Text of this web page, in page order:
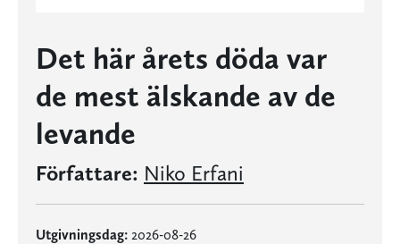
Det här årets döda var
de mest älskande av de
levande
Författare: Niko Erfani
Utgivningsdag: 2026-08-26